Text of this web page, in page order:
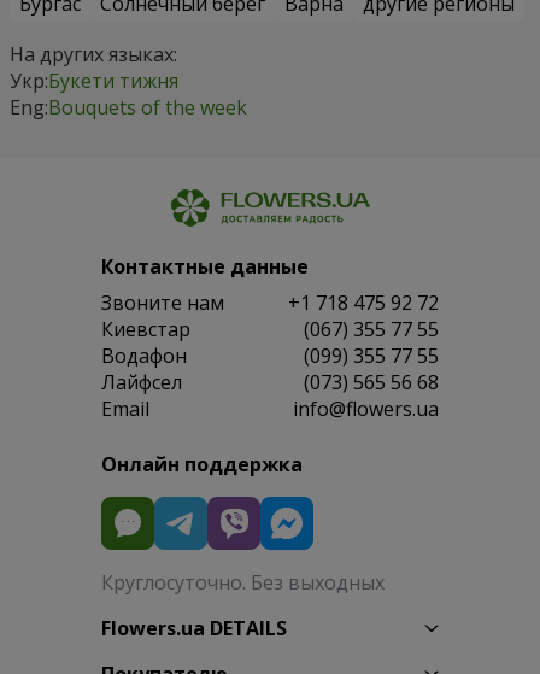
На других языках:
Укр:Букети тижня
Eng:Bouquets of the week
Контактные данные
Звоните нам
+1 718 475 92 72
Киевстар
(067) 355 77 55
Водафон
(099) 355 77 55
Лайфсел
(073) 565 56 68
Email
info@flowers.ua
Онлайн поддержка
Круглосуточно. Без выходных
Flowers.ua DETAILS